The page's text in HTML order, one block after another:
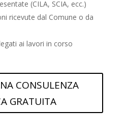
(CILA, SCIA, ecc.)
ricevute dal Comune o da
ai lavori in corso
CONSULENZA
GRATUITA